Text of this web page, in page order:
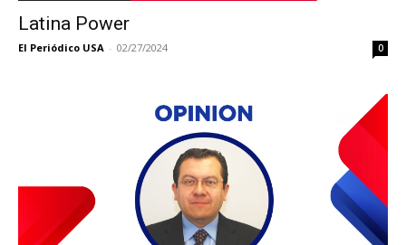
Latina Power
El Periódico USA - 02/27/2024 0